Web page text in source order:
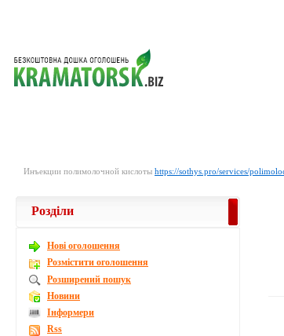
Розділи
Новi оголошення
Розмістити оголошення
Розширений пошук
Новини
Інформери
Rss
Инъекции полимолочной кислоты https://sothys.pro/services/